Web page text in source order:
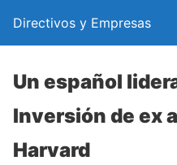
Directivos y Empresas
Un español
Inversión de ex
Harvard